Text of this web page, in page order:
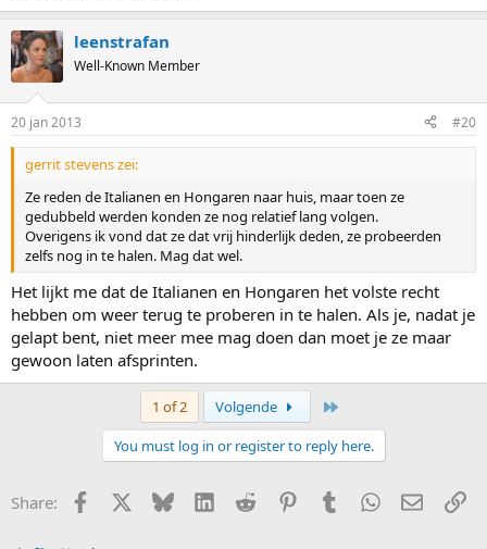
leenstrafan
Well-Known Member
20 jan 2013 #20
gerrit stevens zei:
Ze reden de Italianen en Hongaren naar huis, maar toen ze
gedubbeld werden konden ze nog relatief lang volgen.
Overigens ik vond dat ze dat vrij hinderlijk deden, ze probeerden
zelfs nog in te halen. Mag dat wel.
Het lijkt me dat de Italianen en Hongaren het volste recht
hebben om weer terug te proberen in te halen. Als je, nadat je
gelapt bent, niet meer mee mag doen dan moet je ze maar
gewoon laten afsprinten.
1 of 2 Volgende
You must log in or register to reply here.
Share: Facebook Bluesky LinkedInReddit PinterestTumblrWhatsApp
E-mail